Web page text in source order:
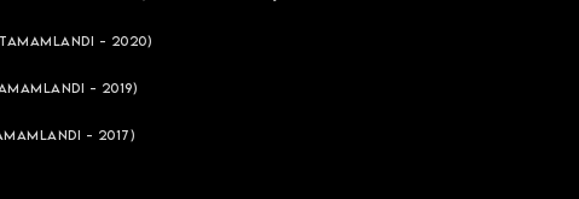
- 2020)
- 2019)
- 2017)